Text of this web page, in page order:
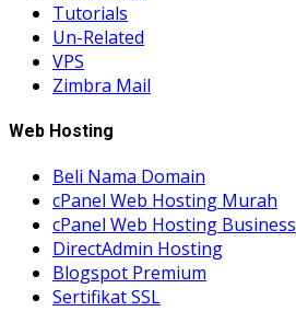
Tutorials
Un-Related
VPS
Zimbra Mail
Web Hosting
Beli Nama Domain
cPanel Web Hosting Murah
cPanel Web Hosting Business
DirectAdmin Hosting
Blogspot Premium
Sertifikat SSL